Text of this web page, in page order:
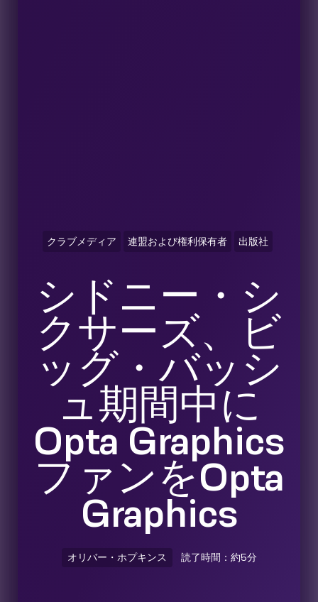
クラブメディア 連盟および権利保有者 出版社
シドニー・シ
クサーズ、ビ
ッグ・バッシ
ュ期間中に
Opta Graphics
ファンをOpta
Graphics
オリバー・ホプキンス 読了時間：約5分